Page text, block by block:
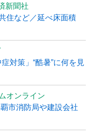
新聞社
住など／延べ床面積
対策」“酷暑”に何を見
オンライン
市消防局や建設会社